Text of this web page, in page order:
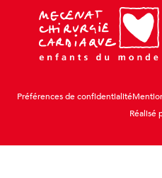
Préférences de confidentialité
Réalisé